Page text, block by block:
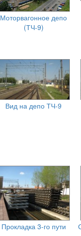
Моторвагонное депо
(ТЧ-9)
Вид на депо ТЧ-9
Прокладка 3-го пути